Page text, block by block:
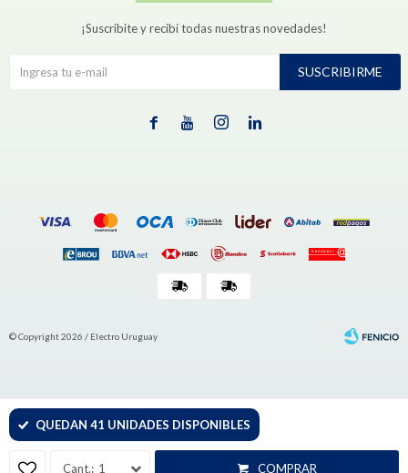
QUEDAN 41 UNIDADES DISPONIBLES
1 COMPRAR
¡Suscribite y recibí todas nuestras novedades!
SUSCRIBIRME
   
© Copyright 2026 / Electro Uruguay